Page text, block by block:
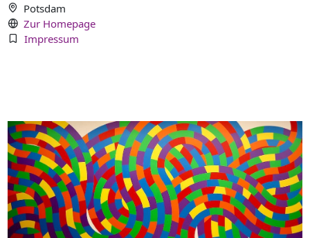
Potsdam
Zur Homepage
Impressum